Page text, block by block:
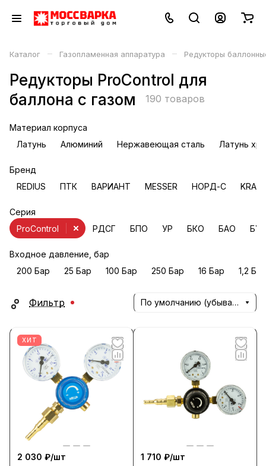
Каталог – Газопламенная аппаратура – Редукторы
Редукторы ProControl для
баллона с газом
190 товаров
Материал корпуса
Латунь
Алюминий Нержавеющая сталь Латунь
Бренд
REDIUS
ПТК ВАРИАНТ MESSER НОРД-С
Серия
РДСГ
БПО УР БКО БАО
ProControl
Входное давление, бар
200 Бар
25 Бар 100 Бар 250 Бар 16 Бар 1,2 Бар
Фильтр По умолчанию (убывание)
ХИТ
2 030 ₽/шт
1 710 ₽/шт